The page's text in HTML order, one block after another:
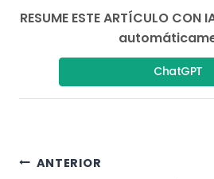
RESUME ESTE ARTÍCULO
ChatGPT
Navegación
ANTERIOR